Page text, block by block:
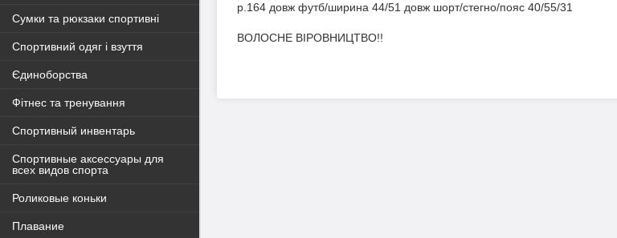
р.164 довж футб/ширина 44/51 довж шорт/стегно/пояс 40/55/31
ВОЛОСНЕ ВІРОВНИЦТВО!!
Сумки та рюкзаки спортивні
Спортивний одяг і взуття
Єдиноборства
Фітнес та тренування
Спортивный инвентарь
Спортивные аксессуары для
всех видов спорта
Роликовые коньки
Плавание